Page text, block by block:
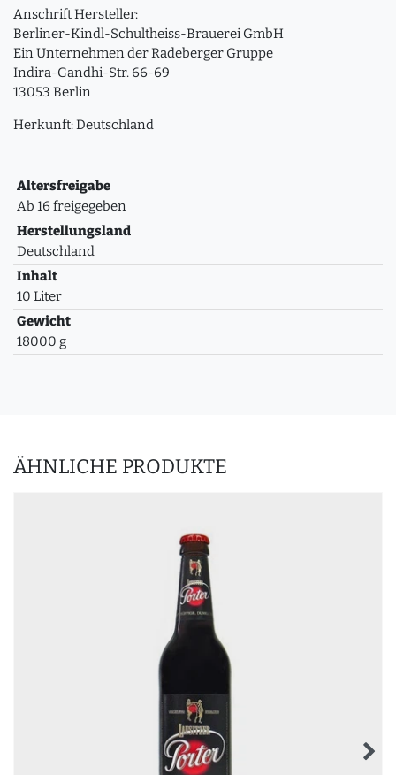
Anschrift Hersteller:
Berliner-Kindl-Schultheiss-Brauerei GmbH
Ein Unternehmen der Radeberger Gruppe
Indira-Gandhi-Str. 66-69
13053 Berlin
Herkunft: Deutschland
Altersfreigabe
Ab 16 freigegeben
Herstellungsland
Deutschland
Inhalt
10 Liter
Gewicht
18000 g
ÄHNLICHE PRODUKTE